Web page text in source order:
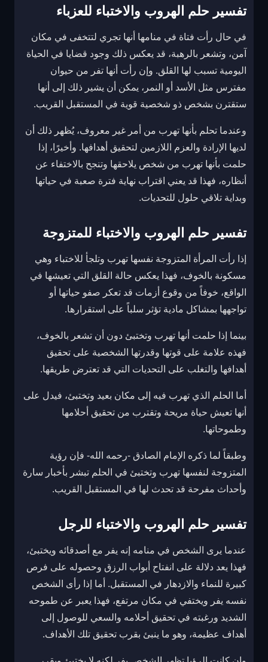
تفسير حلم الهروب والاختباء للعزباء
في حال رأت فتاة في منامها أنها تجري لتتخفى في مكان
آمن، وتشعر بالرهبة، قد يعكس ذلك وجود قضايا في الحياة
اليومية تسبب لها القلق. وإن رأت أنها تفر من حيوان
مفترس مثل الأسد أو النمر، يمكن أن يشير ذلك إلى أنها
ستقترن بشخص ذو شخصية قوية في المستقبل القريب.
وعندما تحلم بأنها تهرب من أمر غير معروف، يُظهر ذلك أن
لديها الإرادة والعزم اللازمين لتحقيق أهدافها. وأخيرًا، إذا
حلمت بأنها تهرب من شخص يلاحقها وتنجح بالاختفاء عن
أنظاره، فهذا قد يعني اقتراب نهاية فترة صعبة في حياتها
وبداية تلاقي حلول للتحديات.
تفسير حلم الهروب والاختباء للمتزوجة
إذا رأت المرأة المتزوجة نفسها تهرب وتلجأ للاختباء وهي
مسكونة بالخوف، فهذا يعكس حالة القلق التي تعيشها في
الواقع، خوفاً من وقوع أزمات قد تعكر صفو حياتها أو
تواجهها بمشاكل مادية تؤثر سلباً على استقرارها.
بينما إذا حلمت أنها تهرب وتختبئ دون أن تشعر بالخوف،
فهذه علامة على قوتها وقدرتها الشخصية على تحقيق
أهدافها والتغلب على التحديات التي قد تعترض طريقها.
أما الحلم الذي تهرب فيه إلى مكان بعيد وتختبئ، فيدل على
أنها تعيش حياة مريحة وتقترب من تحقيق أحلامها
وطموحاتها.
وطبقاً لما ذكره الإمام الصادق -رحمه الله- فإن رؤية
المتزوجة لنفسها تهرب وتختبئ في الحلم تبشر بأخبار سارة
وأحداث مفرحة قد تحدث لها في المستقبل القريب.
تفسير حلم الهروب والاختباء للرجل
عندما يرى الشخص في منامه إنه يفر مع أصدقائه ويختبئ،
فهذا يعد دلالة على انفتاح أبواب الرزق وحصوله على فرص
كبيرة للنماء والازدهار في المستقبل. أما إذا رأى الشخص
نفسه يفر ويختفي في مكان مرتفع، فهذا يعبر عن طموحه
الشديد ورغبته في تحقيق أحلامه والسعي للوصول إلى
أهداف عظيمة، وهو ما ينبئ بقرب تحقيق تلك الأهداف.